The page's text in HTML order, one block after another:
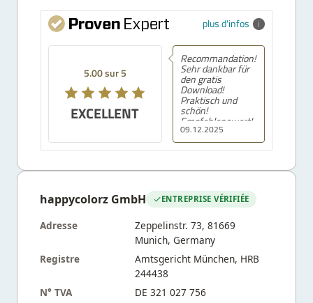
plus d'infos
5.00 sur 5
EXCELLENT
09.12.2025
Recommandation!
Sehr dankbar für
den gratis
Download!
Praktisch und
schön!
Empfehlenswert!
happycolorz GmbH ENTREPRISE VÉRIFIÉE
Adresse
Zeppelinstr. 73, 81669
Munich, Germany
Registre
Amtsgericht München, HRB
244438
N° TVA
DE 321 027 756